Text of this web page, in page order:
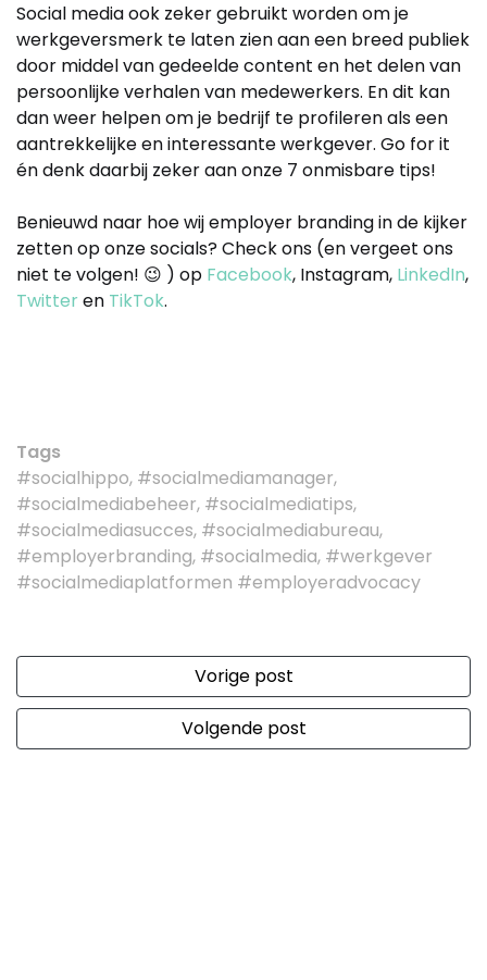
Social media ook zeker gebruikt worden om je
werkgeversmerk te laten zien aan een breed publiek
door middel van gedeelde content en het delen van
persoonlijke verhalen van medewerkers. En dit kan
dan weer helpen om je bedrijf te profileren als een
aantrekkelijke en interessante werkgever. Go for it
én denk daarbij zeker aan onze 7 onmisbare tips!
Benieuwd naar hoe wij employer branding in de kijker
zetten op onze socials? Check ons (en vergeet ons
niet te volgen! 😉 ) op Facebook, Instagram, LinkedIn,
Twitteren TikTok.
Tags
#socialhippo, #socialmediamanager,
#socialmediabeheer, #socialmediatips,
#socialmediasucces, #socialmediabureau,
#employerbranding, #socialmedia, #werkgever
#socialmediaplatformen #employeradvocacy
Vorige post
Volgende post